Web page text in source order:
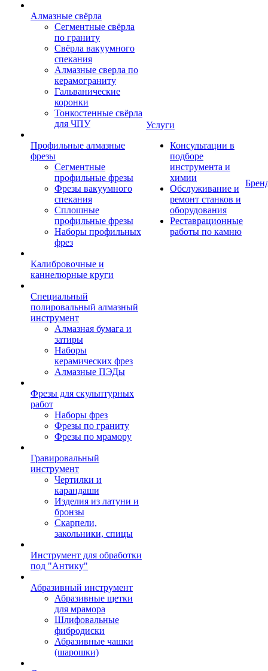
Алмазные свёрла
Сегментные свёрла
по граниту
Свёрла вакуумного
спекания
Алмазные сверла по
керамограниту
Гальванические
коронки
Тонкостенные свёрла
для ЧПУ
Профильные алмазные
фрезы
Сегментные
профильные фрезы
Фрезы вакуумного
спекания
Сплошные
профильные фрезы
Наборы профильных
фрез
Калибровочные и
каннелюрные круги
Специальный
полировальный алмазный
инструмент
Алмазная бумага и
затиры
Наборы
керамических фрез
Алмазные ПЭДы
Фрезы для скульптурных
работ
Наборы фрез
Фрезы по граниту
Фрезы по мрамору
Гравировальный
инструмент
Чертилки и
карандаши
Изделия из латуни и
бронзы
Скарпели,
закольники, спицы
Инструмент для обработки
под "Антику"
Абразивный инструмент
Абразивные щетки
для мрамора
Шлифовальные
фибродиски
Абразивные чашки
(шарошки)
Услуги
Консультации в
подборе
инструмента и
химии
Обслуживание и
ремонт станков и
оборудования
Реставрационные
работы по камню